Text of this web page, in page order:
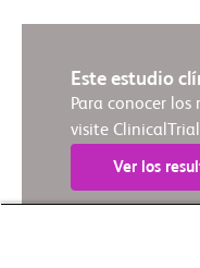
Este estudio
Para conocer
visite
Ver los